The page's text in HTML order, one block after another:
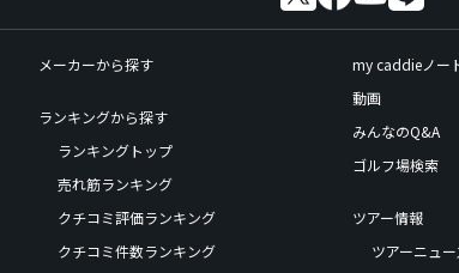
メーカーから探す
ランキングから探す
ランキングトップ
売れ筋ランキング
クチコミ評価ランキング
クチコミ件数ランキング
my caddieノー
動画
みんなのQ&A
ゴルフ場検索
ツアー情報
ツアーニュー